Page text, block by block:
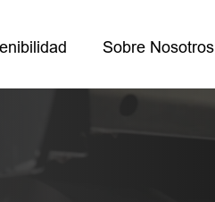
Sobre Nosotros